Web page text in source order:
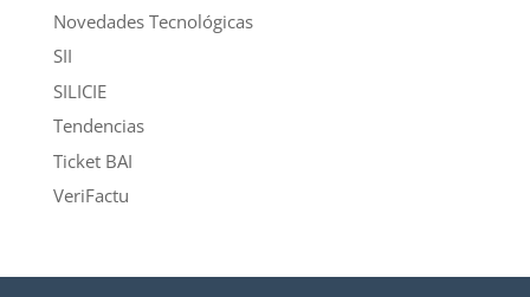
Novedades Tecnológicas
SII
SILICIE
Tendencias
Ticket BAI
VeriFactu